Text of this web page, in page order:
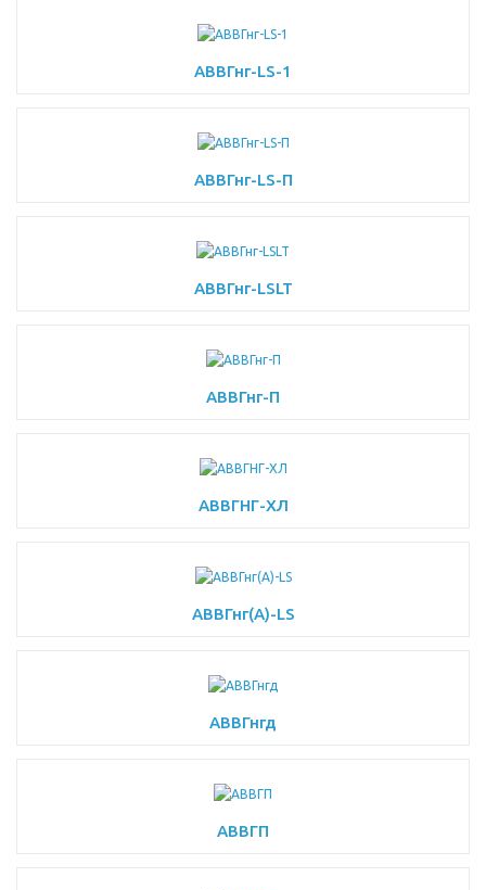
АВВГнг-LS-1
АВВГнг-LS-П
АВВГнг-LSLT
АВВГнг-П
АВВГНГ-ХЛ
АВВГнг(A)-LS
АВВГнгд
АВВГП